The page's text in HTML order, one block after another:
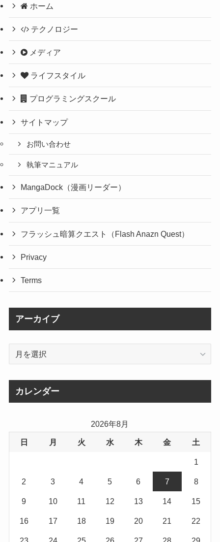
ホーム
テクノロジー
メディア
ライフスタイル
プログラミングスクール
サイトマップ
お問い合わせ
執筆マニュアル
MangaDock（漫画リーダー）
アプリ一覧
フラッシュ暗算クエスト（Flash Anazn Quest）
Privacy
Terms
アーカイブ
カレンダー
2026年8月
日 月 火 水 木 金 土
1
2 3 4 5 6 7 8
9 10 11 12 13 14 15
16 17 18 19 20 21 22